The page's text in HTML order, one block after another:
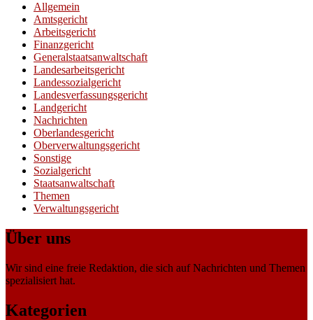
Allgemein
Amtsgericht
Arbeitsgericht
Finanzgericht
Generalstaatsanwaltschaft
Landesarbeitsgericht
Landessozialgericht
Landesverfassungsgericht
Landgericht
Nachrichten
Oberlandesgericht
Oberverwaltungsgericht
Sonstige
Sozialgericht
Staatsanwaltschaft
Themen
Verwaltungsgericht
Über uns
Wir sind eine freie Redaktion, die sich auf Nachrichten und Themen
spezialisiert hat.
Kategorien